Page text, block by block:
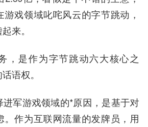
戏领域叱咤风云的字节跳动，
来。
，是作为字节跳动六大核心之
语权。
军游戏领域的*原因，是基于对
。作为互联网流量的发牌员，用